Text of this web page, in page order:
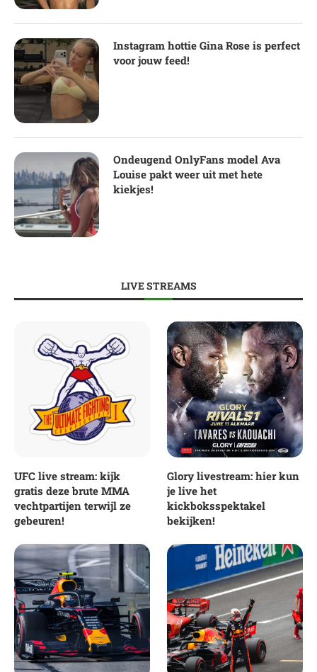
Instagram hottie Gina Rose is perfect
voor jouw feed!
Ondeugend OnlyFans model Ava
Louise pakt weer uit met hete
kiekjes!
LIVE STREAMS
UFC live stream: kijk
gratis deze brute MMA
vechtpartijen terwijl ze
gebeuren!
Glory livestream: hier kun
je live het
kickboksspektakel
bekijken!